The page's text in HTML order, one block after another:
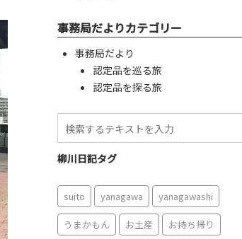
事務局だよりカテゴリー
事務局だより
認定品を巡る旅
認定品を探る旅
柳川日記タグ
suito yanagawa yanagawashi
うまかもん お土産 お持ち帰り